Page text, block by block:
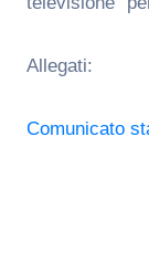
Allegati:
Comunicato